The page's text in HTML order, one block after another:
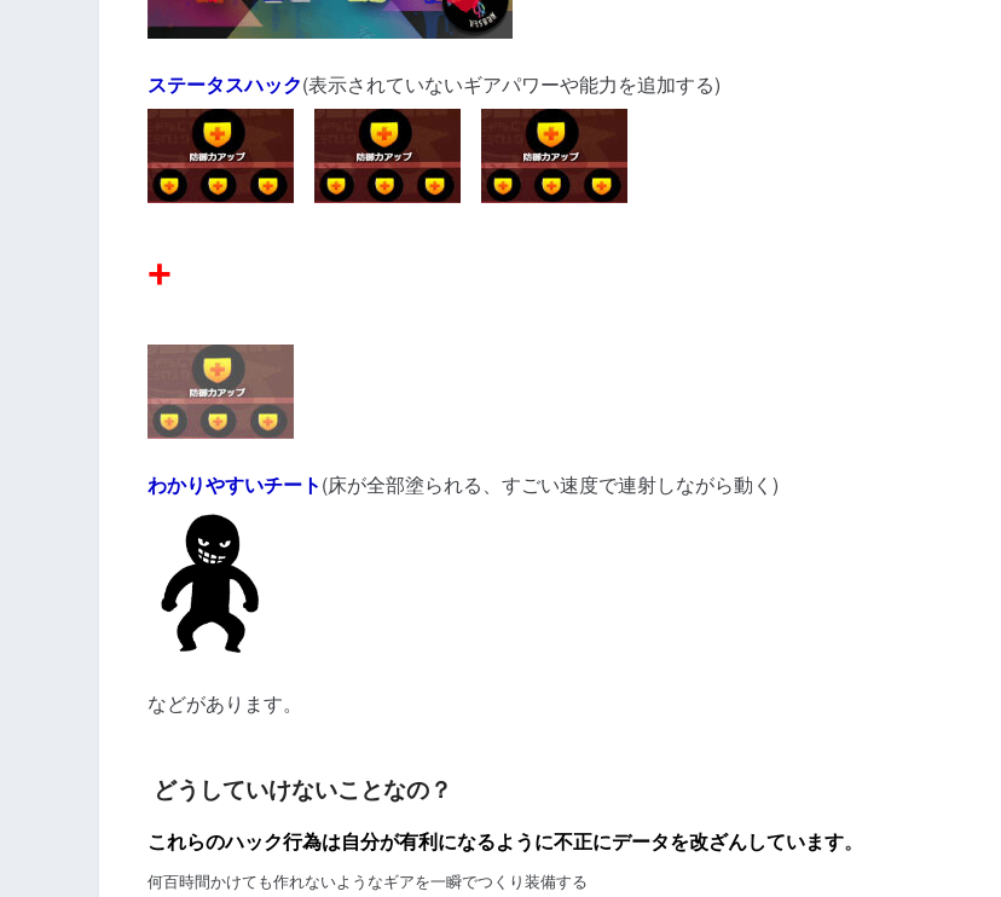
ステータスハック(表示されていないギアパワーや能力を追加する)
+
わかりやすいチート(床が全部塗られる、すごい速度で連射しながら動く)
などがあります。
どうしていけないことなの？
これらのハック行為は自分が有利になるように不正にデータを改ざんしています。
何百時間かけても作れないようなギアを一瞬でつくり装備する